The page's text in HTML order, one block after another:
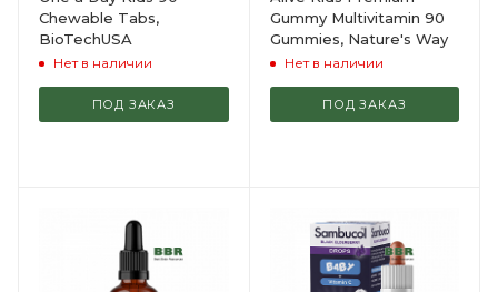
Chewable Tabs,
BioTechUSA
Нет в наличии
ПОД ЗАКАЗ
Gummy Multivitamin 90
Gummies, Nature's Way
Нет в наличии
ПОД ЗАКАЗ